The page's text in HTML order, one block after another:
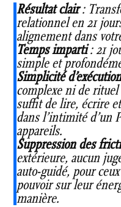
Résultat clair:
relationnel en 21
alignement dans
Temps imparti: 21
simple et
Simplicité
complexe ni de
suffit de lire, écrire
dans l’intimité d’un
appareils.
Suppression des
extérieure, aucun
auto-guidé, pour
pouvoir sur leur
manière.